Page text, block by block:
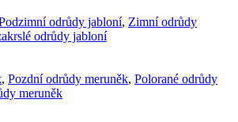
odrůdy jabloní, Zimní odrůdy
odrůdy jabloní
, Pozdní odrůdy meruněk, Polorané odrůdy
meruněk